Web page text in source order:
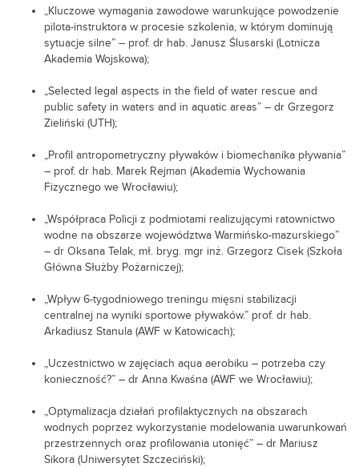
„Kluczowe wymagania zawodowe warunkujące powodzenie
pilota-instruktora w procesie szkolenia, w którym dominują
sytuacje silne” – prof. dr hab. Janusz Ślusarski (Lotnicza
Akademia Wojskowa);
„Selected legal aspects in the field of water rescue and
public safety in waters and in aquatic areas” – dr Grzegorz
Zieliński (UTH);
„Profil antropometryczny pływaków i biomechanika pływania”
– prof. dr hab. Marek Rejman (Akademia Wychowania
Fizycznego we Wrocławiu);
„Współpraca Policji z podmiotami realizującymi ratownictwo
wodne na obszarze województwa Warmińsko-mazurskiego”
– dr Oksana Telak, mł. bryg. mgr inż. Grzegorz Cisek (Szkoła
Główna Służby Pożarniczej);
„Wpływ 6-tygodniowego treningu mięsni stabilizacji
centralnej na wyniki sportowe pływaków.” prof. dr hab.
Arkadiusz Stanula (AWF w Katowicach);
„Uczestnictwo w zajęciach aqua aerobiku – potrzeba czy
konieczność?” – dr Anna Kwaśna (AWF we Wrocławiu);
„Optymalizacja działań profilaktycznych na obszarach
wodnych poprzez wykorzystanie modelowania uwarunkowań
przestrzennych oraz profilowania utonięć” – dr Mariusz
Sikora (Uniwersytet Szczeciński);